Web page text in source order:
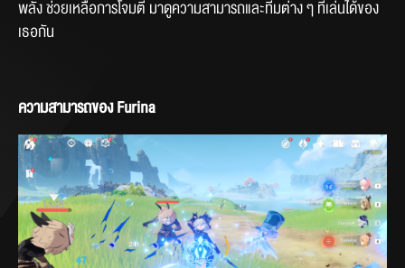
พลัง ช่วยเหลือการโจมตี มาดูความสามารถและทีมต่าง ๆ ที่เล่นได้ของ
เธอกัน
ความสามารถของ Furina